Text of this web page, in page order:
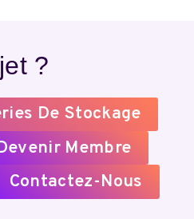
?
De Stockage
Membre
Contactez-Nous